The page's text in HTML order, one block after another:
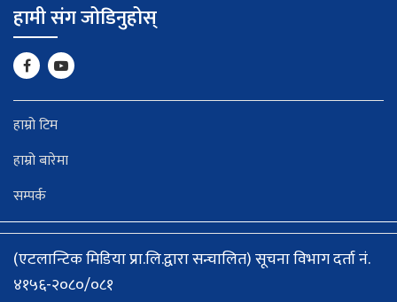
हामी संग जोडिनुहोस्
हाम्रो टिम
हाम्रो बारेमा
सम्पर्क
(एटलान्टिक मिडिया प्रा.लि.द्वारा सन्चालित) सूचना विभाग दर्ता नं.
४१५६-२०८०/०८१